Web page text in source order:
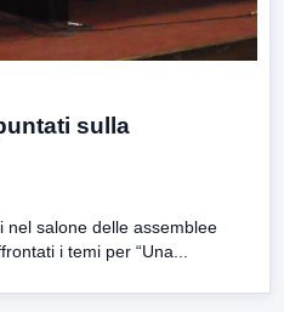
sulla
nel salone delle assemblee
i temi per “Una...